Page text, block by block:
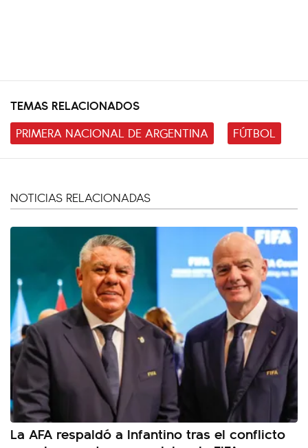
TEMAS RELACIONADOS
PRIMERA NACIONAL DE ARGENTINA
FÚTBOL
NOTICIAS RELACIONADAS
La AFA respaldó a Infantino tras el conflicto